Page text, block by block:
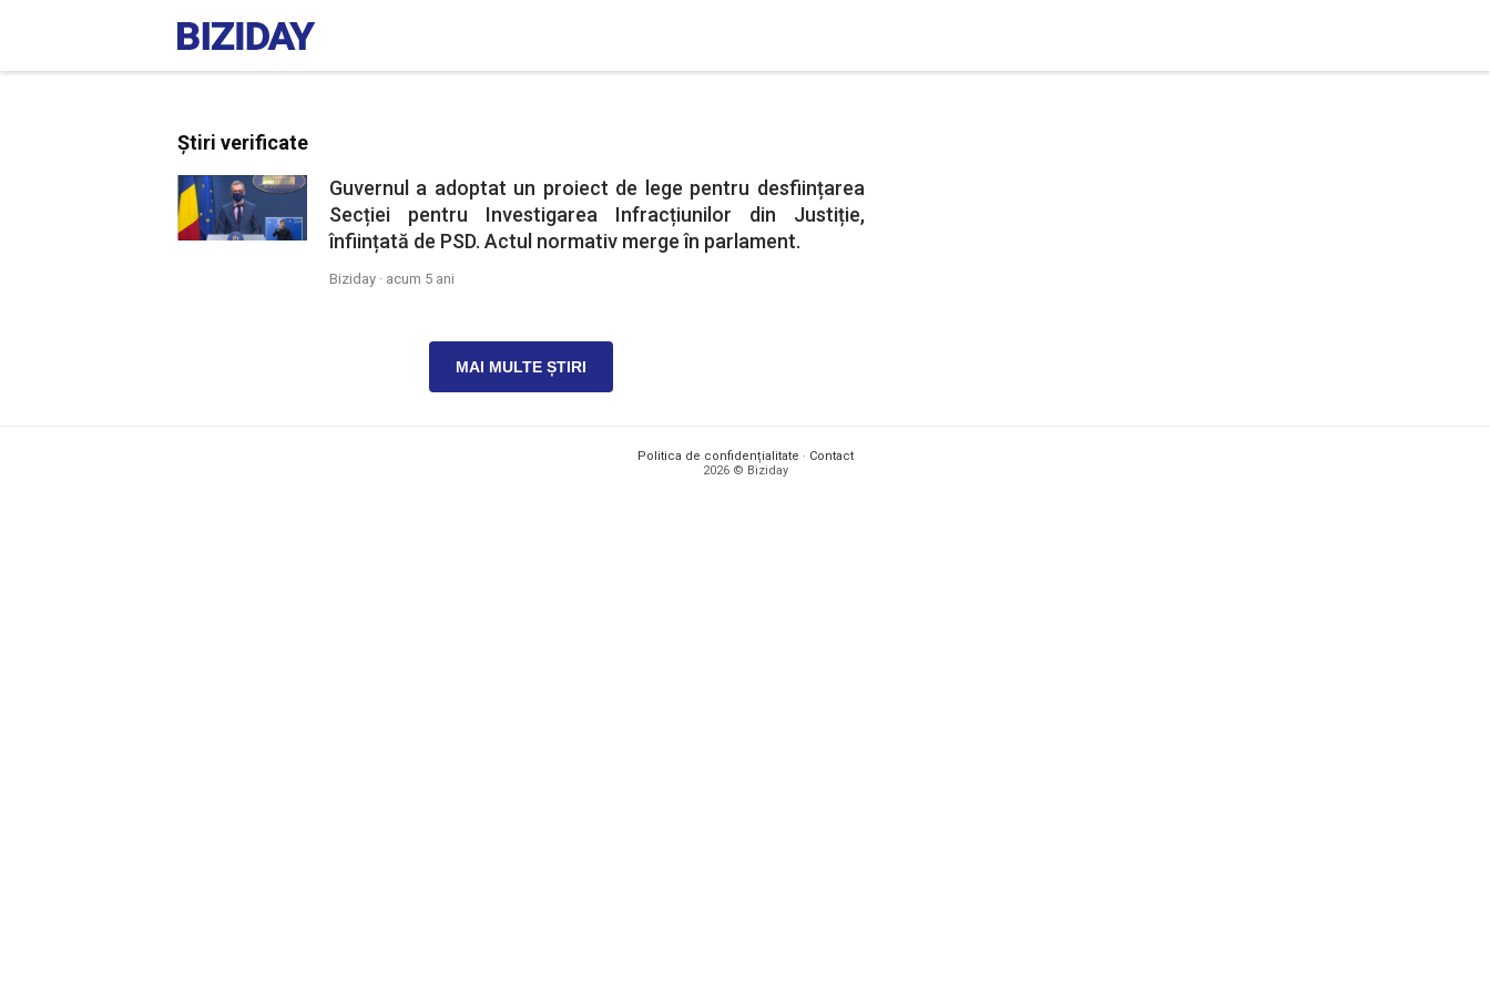
Știri verificate
Guvernul a adoptat un proiect de lege pentru desființarea
Secției pentru Investigarea Infracțiunilor din Justiție,
înființată de PSD. Actul normativ merge în parlament.
Biziday · acum 5 ani
MAI MULTE ȘTIRI
Politica de confidențialitate · Contact
2026 © Biziday